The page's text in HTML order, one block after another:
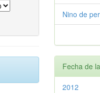
Nino de
Fecha de
2012